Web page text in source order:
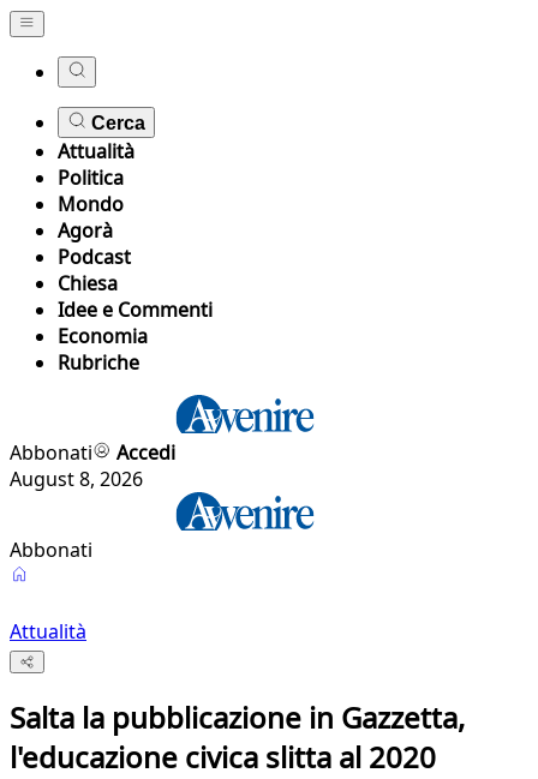
Cerca
Attualità
Politica
Mondo
Agorà
Podcast
Chiesa
Idee e Commenti
Economia
Rubriche
Abbonati
Accedi
August 8, 2026
Abbonati
Attualità
Salta la pubblicazione in Gazzetta,
l'educazione civica slitta al 2020